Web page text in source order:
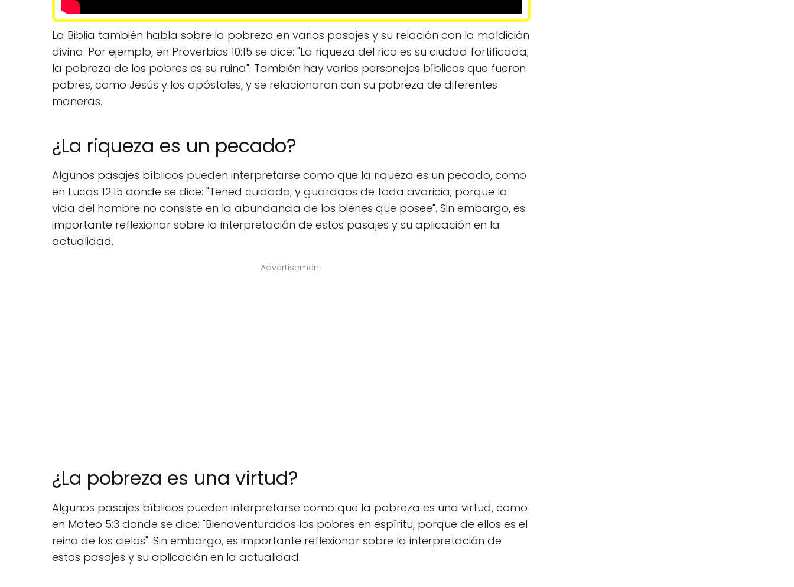
La Biblia también habla sobre la pobreza en varios pasajes y su relación con la maldición
divina. Por ejemplo, en Proverbios 10:15 se dice: "La riqueza del rico es su ciudad fortificada;
la pobreza de los pobres es su ruina". También hay varios personajes bíblicos que fueron
pobres, como Jesús y los apóstoles, y se relacionaron con su pobreza de diferentes
maneras.
¿La riqueza es un pecado?
Algunos pasajes bíblicos pueden interpretarse como que la riqueza es un pecado, como
en Lucas 12:15 donde se dice: "Tened cuidado, y guardaos de toda avaricia; porque la
vida del hombre no consiste en la abundancia de los bienes que posee". Sin embargo, es
importante reflexionar sobre la interpretación de estos pasajes y su aplicación en la
actualidad.
Advertisement
¿La pobreza es una virtud?
Algunos pasajes bíblicos pueden interpretarse como que la pobreza es una virtud, como
en Mateo 5:3 donde se dice: "Bienaventurados los pobres en espíritu, porque de ellos es el
reino de los cielos". Sin embargo, es importante reflexionar sobre la interpretación de
estos pasajes y su aplicación en la actualidad.